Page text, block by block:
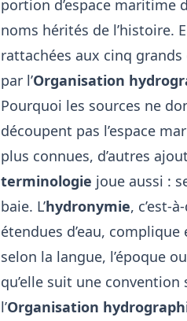
portion d’espace maritime
noms hérités de l’histoire.
rattachées aux cinq
par l’Organisation
Pourquoi les sources ne
découpent pas l’espace
plus connues, d’autres
terminologie joue aussi :
baie. L’hydronymie, c’est-
étendues d’eau,
selon la langue, l’époque
qu’elle suit une
l’Organisation